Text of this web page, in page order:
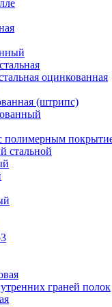
оцинкованная
(штрипс)
полимерным
стальной
граней полок